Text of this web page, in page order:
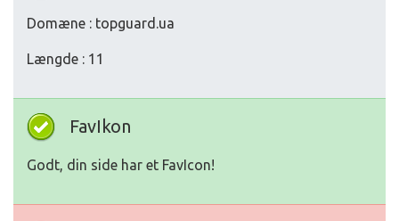
Domæne : topguard.ua
Længde : 11
FavIkon
Godt, din side har et FavIcon!